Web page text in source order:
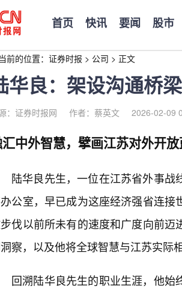
首页 快讯 要闻 股市
前的位置： 证券时报 > 公司 > 正文
华良：架设沟通桥
：证券时报网 作者：蔡英文 2026-02-09
中外智慧，擘画江苏对外开
陆华良先生，一位在江苏省外事
公室，早已成为这座经济强省连
伐以前所未有的速度和广度向前
察，以及他将全球智慧与江苏实际
回溯陆华良先生的职业生涯，他